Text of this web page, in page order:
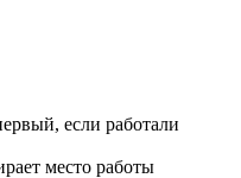
если работали
место работы